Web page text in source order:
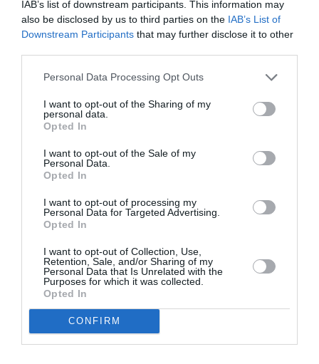
IAB’s list of downstream participants. This information may
also be disclosed by us to third parties on the IAB’s List of
Downstream Participants that may further disclose it to other
Personal Data Processing Opt Outs
I want to opt-out of the Sharing of my
personal data.
Opted In
I want to opt-out of the Sale of my
Personal Data.
Opted In
I want to opt-out of processing my
Personal Data for Targeted Advertising.
Opted In
I want to opt-out of Collection, Use,
Retention, Sale, and/or Sharing of my
Personal Data that Is Unrelated with the
Purposes for which it was collected.
Opted In
CONFIRM
διατεθειμένες να το πράξουν με κάθε νόμιμο μέσο.
Ακόμη και με veto εκ μέρους τους ως προς την λήψη
αποφάσεων για την επιβολή κυρώσεων σε άλλα
Κράτη, εφόσον η Διεθνής Κοινότητα και η
επιβολή ανάλογων κυρώσεων και κατά της
Τουρκίας. Και κυρίως κυρώσεων προς αυτή διότι
επί πενήντα ολόκληρα χρόνια κατέχει -κατά
προκλητική, το λιγότερο, παραβίαση του Διεθνούς
εδάφους της Κυπριακής Δημοκρατίας.»
ΠΡΟΚΟΠΗΣ ΠΑΥΛΟΠΟΥΛΟΣ ΔΙΕΘΝΕΣ ΔΙΚΑΙΟ
Facebook